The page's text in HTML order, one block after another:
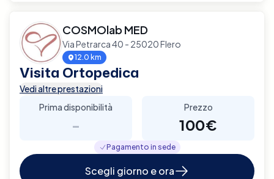
COSMOlab MED
Via Petrarca 40 - 25020 Flero
12.0 km
Visita Ortopedica
Vedi altre prestazioni
Prima disponibilità
-
Prezzo
100€
Pagamento in sede
Scegli giorno e ora